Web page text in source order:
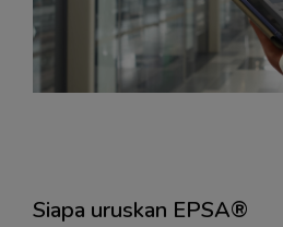
Siapa uruskan EPSA®